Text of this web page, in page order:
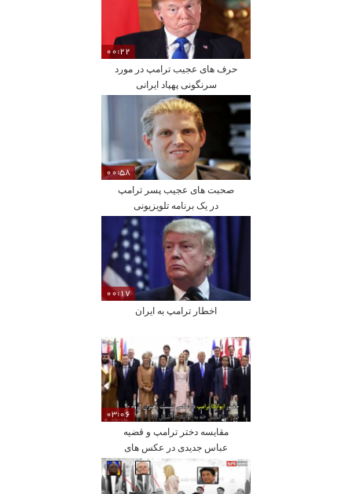
00:22
حرف های عجیب ترامپ در مورد
سرنگونی پهپاد ایرانی
00:58
صحبت های عجیب پسر ترامپ
در یک برنامه تلویزیونی
00:17
اخطار ترامپ به ایران
03:06
مقایسه دختر ترامپ و قضیه
عباس جدیدی در عکس های
تاریخی